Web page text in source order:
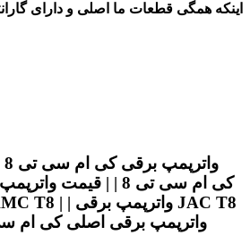
اینکه همگی قطعات ما اصلی و دارای
کی ام سی تی 8 | |